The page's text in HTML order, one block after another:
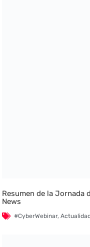
Resumen de la Jornada
News
#CyberWebinar,